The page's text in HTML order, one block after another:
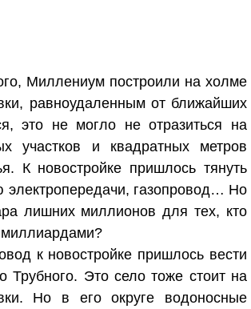
Миллениум построили на холме
равноудаленным от ближайших
это не могло не отразиться на
участков и квадратных метров
К новостройке пришлось тянуть
электропередачи, газопровод… Но
лишних миллионов для тех, кто
к новостройке пришлось вести
Трубного. Это село тоже стоит на
Но в его округе водоносные